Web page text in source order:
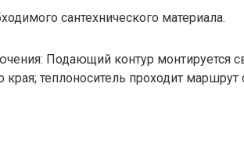
сантехнического материала.
Подающий контур монтируется
теплоноситель проходит маршрут